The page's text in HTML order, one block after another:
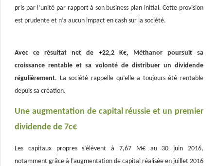
pris par l’unité par rapport à son business plan initial. Cette provision
est prudente et n’a aucun impact en cash sur la société.
Avec ce résultat net de +22,2 K€, Méthanor poursuit sa
croissance rentable et sa volonté de distribuer un dividende
régulièrement. La société rappelle qu’elle a toujours été rentable
depuis sa création.
Une augmentation de capital réussie et un premier
dividende de 7c€
Les capitaux propres s’élèvent à 7,67 M€ au 30 juin 2016,
notamment grâce à l’augmentation de capital réalisée en juillet 2016